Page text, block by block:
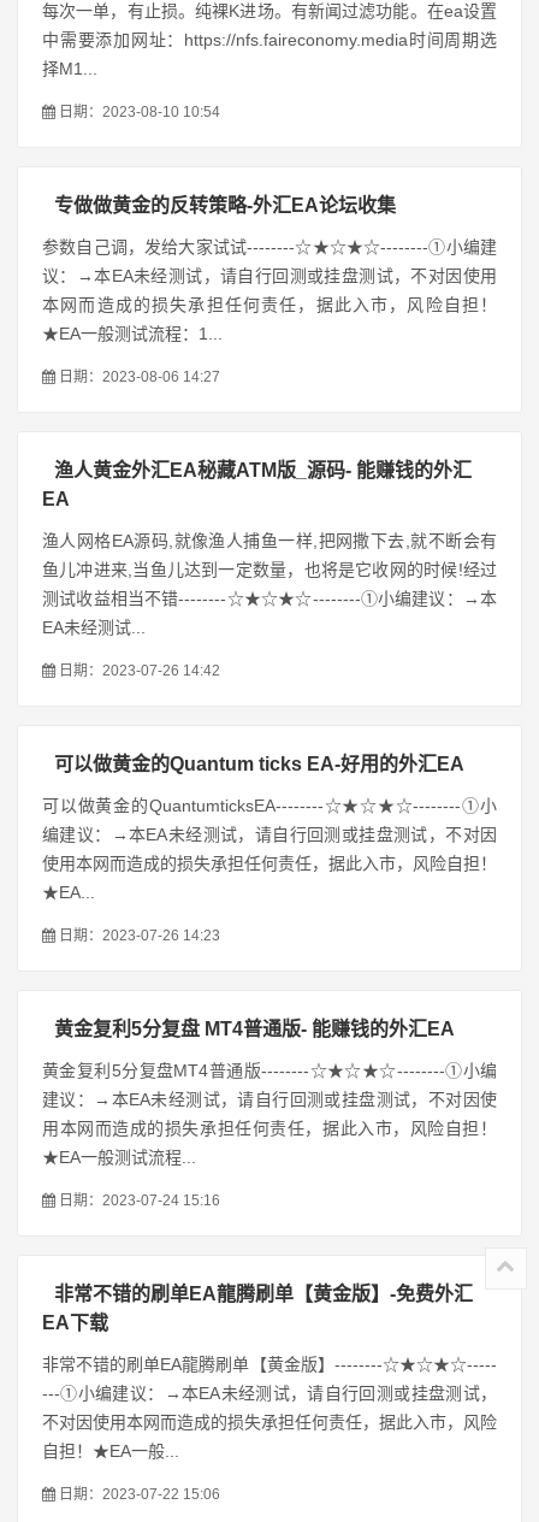
每次一单，有止损。纯裸K进场。有新闻过滤功能。在ea设置
中需要添加网址：https://nfs.faireconomy.media时间周期选
择M1...
日期：2023-08-10 10:54
专做做黄金的反转策略-外汇EA论坛收集
参数自己调，发给大家试试--------☆★☆★☆--------①小编建
议：→本EA未经测试，请自行回测或挂盘测试，不对因使用
本网而造成的损失承担任何责任，据此入市，风险自担！
★EA一般测试流程：1...
日期：2023-08-06 14:27
渔人黄金外汇EA秘藏ATM版_源码- 能赚钱的外汇
EA
渔人网格EA源码,就像渔人捕鱼一样,把网撒下去,就不断会有
鱼儿冲进来,当鱼儿达到一定数量，也将是它收网的时候!经过
测试收益相当不错--------☆★☆★☆--------①小编建议：→本
EA未经测试...
日期：2023-07-26 14:42
可以做黄金的Quantum ticks EA-好用的外汇EA
可以做黄金的QuantumticksEA--------☆★☆★☆--------①小
编建议：→本EA未经测试，请自行回测或挂盘测试，不对因
使用本网而造成的损失承担任何责任，据此入市，风险自担！
★EA...
日期：2023-07-26 14:23
黄金复利5分复盘 MT4普通版- 能赚钱的外汇EA
黄金复利5分复盘MT4普通版--------☆★☆★☆--------①小编
建议：→本EA未经测试，请自行回测或挂盘测试，不对因使
用本网而造成的损失承担任何责任，据此入市，风险自担！
★EA一般测试流程...
日期：2023-07-24 15:16
非常不错的刷单EA龍腾刷单【黄金版】-免费外汇
EA下载
非常不错的刷单EA龍腾刷单【黄金版】--------☆★☆★☆-----
---①小编建议：→本EA未经测试，请自行回测或挂盘测试，
不对因使用本网而造成的损失承担任何责任，据此入市，风险
自担！★EA一般...
日期：2023-07-22 15:06